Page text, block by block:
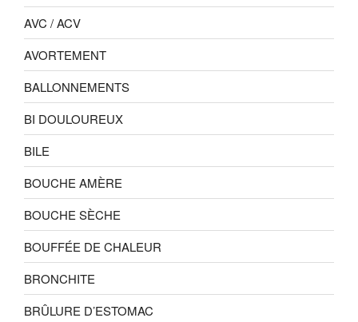
AVC / ACV
AVORTEMENT
BALLONNEMENTS
BI DOULOUREUX
BILE
BOUCHE AMÈRE
BOUCHE SÈCHE
BOUFFÉE DE CHALEUR
BRONCHITE
BRÛLURE D’ESTOMAC